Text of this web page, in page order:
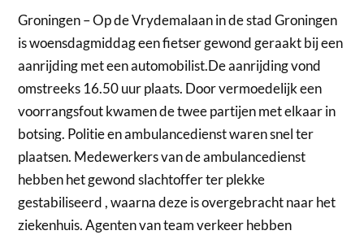
Groningen – Op de Vrydemalaan in de stad Groningen
is woensdagmiddag een fietser gewond geraakt bij een
aanrijding met een automobilist.De aanrijding vond
omstreeks 16.50 uur plaats. Door vermoedelijk een
voorrangsfout kwamen de twee partijen met elkaar in
botsing. Politie en ambulancedienst waren snel ter
plaatsen. Medewerkers van de ambulancedienst
hebben het gewond slachtoffer ter plekke
gestabiliseerd , waarna deze is overgebracht naar het
ziekenhuis. Agenten van team verkeer hebben